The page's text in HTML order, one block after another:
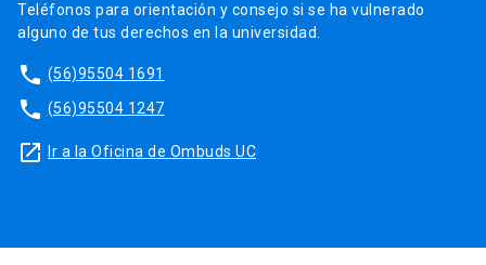
Teléfonos para orientación y consejo si se ha vulnerado
alguno de tus derechos en la universidad.
phone (56)95504 1691
phone (56)95504 1247
launch Ir a la Oficina de Ombuds UC